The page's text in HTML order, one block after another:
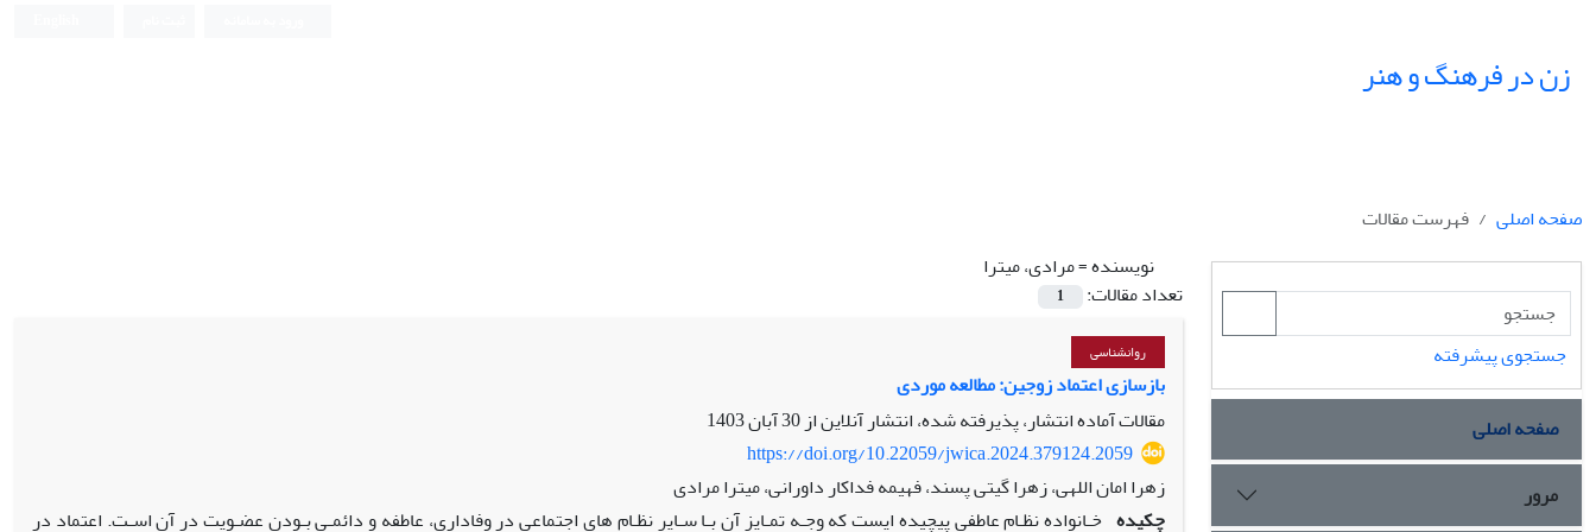
زن در فرهنگ و هنر
صفحه اصلی
فهرست مقالات
نویسنده =مرادی، میترا
تعداد مقالات:
1
روانشناسی
بازسازی اعتماد زوجین: مطالعه موردی
مقالات آماده انتشار، پذیرفته شده، انتشار آنلاین از30 آبان 1403
https://doi.org/10.22059/jwica.2024.379124.2059
زهرا امان اللهی، زهرا گیتی پسند، فهیمه فداکار داورانی، میترا مرادی
چکیده خـانواده نظـام عاطفی پیچیده ایست که وجـه تمـایز آن بـا سـایر نظـام های اجتماعی در وفاداری، عاطفه و دائمـی بـودن عضـویت در آن اسـت. اعتماد در
جستجوی پیشرفته
صفحه اصلی
مرور